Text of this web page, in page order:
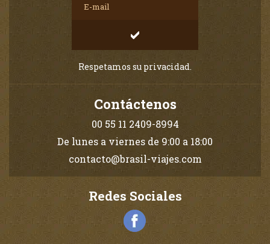
Respetamos su privacidad.
Contáctenos
00 55 11 2409-8994
De lunes a viernes de 9:00 a 18:00
contacto@brasil-viajes.com
Redes Sociales